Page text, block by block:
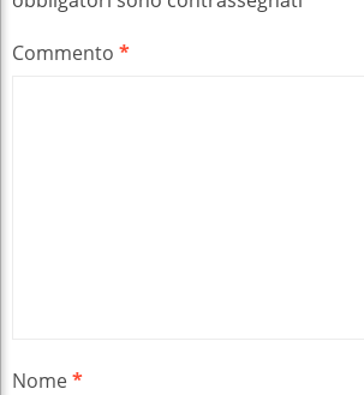
Commento *
Nome*